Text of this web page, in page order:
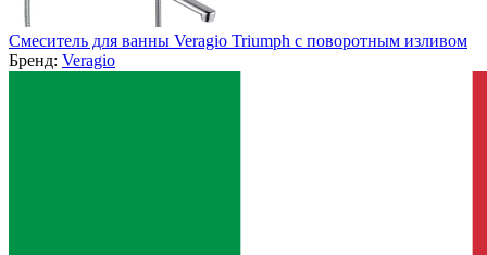
Смеситель для ванны Veragio Triumph с поворотным изливом
Бренд: Veragio